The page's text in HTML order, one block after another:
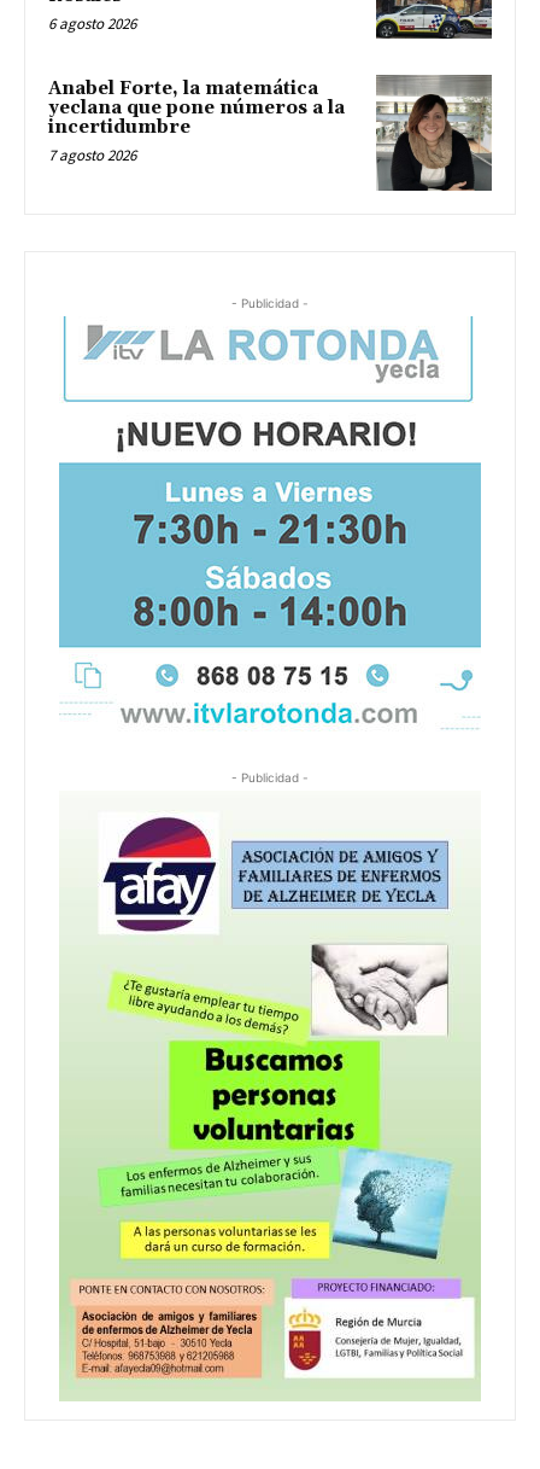
6 agosto 2026
Anabel Forte, la matemática
yeclana que pone números a la
incertidumbre
7 agosto 2026
- Publicidad -
- Publicidad -